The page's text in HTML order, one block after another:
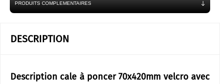
PRODUITS COMPLEMENTAIRES
DESCRIPTION
Description cale à poncer 70x420mm velcro avec